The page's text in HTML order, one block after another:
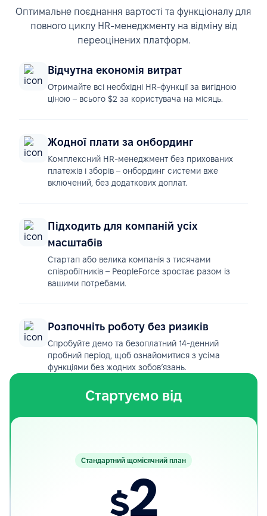
Оптимальне поєднання вартості та функціоналу для
повного циклу HR-менеджменту на відміну від
переоцінених платформ.
Відчутна економія витрат
Отримайте всі необхідні HR-функції за вигідною
ціною – всього $2 за користувача на місяць.
Жодної плати за онбординг
Комплексний HR-менеджмент без прихованих
платежів і зборів – онбординг системи вже
включений, без додаткових доплат.
Підходить для компаній усіх
масштабів
Стартап або велика компанія з тисячами
співробітників – PeopleForce зростає разом із
вашими потребами.
Розпочніть роботу без ризиків
Спробуйте демо та безоплатний 14-денний
пробний період, щоб ознайомитися з усіма
функціями без жодних зобов’язань.
Стартуємо від
Стандартний щомісячний план
$2